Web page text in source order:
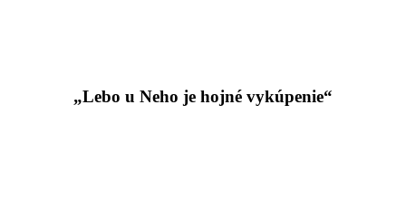
„Lebo u Neho je hojné vykúpenie“